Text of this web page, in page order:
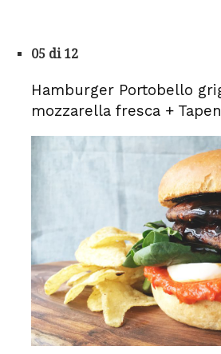
05 di 12
Hamburger Portobello
mozzarella fresca +